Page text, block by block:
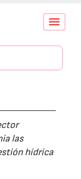
Conmutar
las
hídrica